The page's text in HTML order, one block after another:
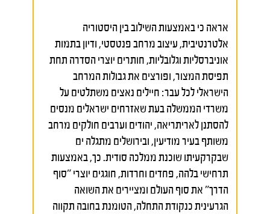
אראה כי באמצעות השילוב בין היסטוריה
אלטרנטיבית, עיצוב מרחב פנטסטי, ודיון בתמות
אוניברסליות וגלובליות, חותרים יוצרי הסדרה תחת
תפיסת המצור, ופורצים את גבולות המרחב
הישראלי לכל עבר: חיילים נאצים משתלטים על
משרדי הממשלה בעת שאזרחים ישראלים מנסים
להסתנן לאריתריאה, יהודים וערבים חולקים מרחב
משותף בעיר מודיעין, ובירושלים מתגלה ים
שבקרקעיתו שוכנת ממלכה סודית. כך, באמצעות
תרחישי בלהה, פחדים וחרדות, חוגגים יוצרי "סוף
הדרך" את סוף העולם ומציירים את השואה
הגרעינית כנקודת התחלה, הטומנת בחובה תקווה